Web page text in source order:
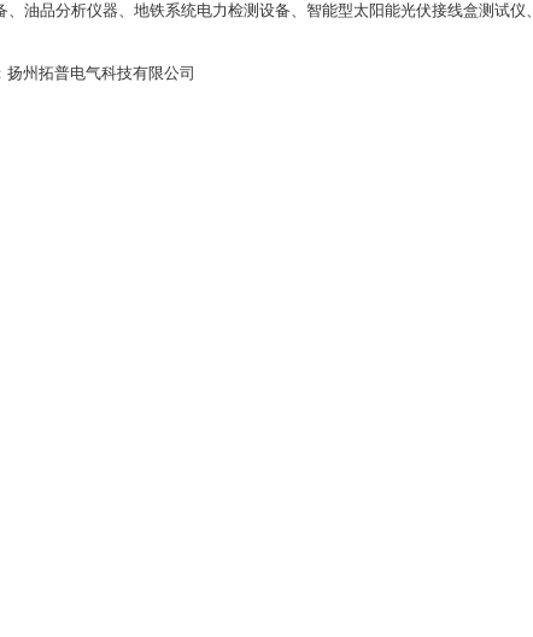
、油品分析仪器、地铁系统电力检测设备、智能型太阳能光伏接线盒测试仪、
州拓普电气科技有限公司